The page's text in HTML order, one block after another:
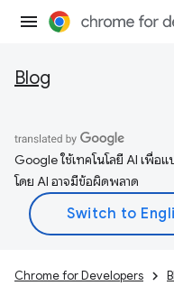
Blog
Google ใช้เทคโนโลยี AI เพื่อ
โดย AI อาจมีข้อผิดพลาด
Chrome for Developers